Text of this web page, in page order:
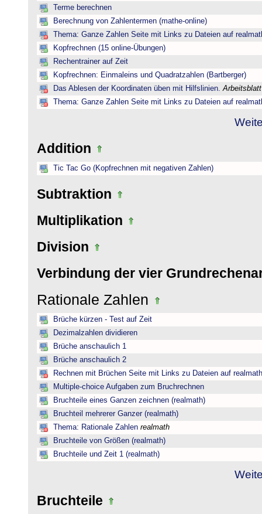
Terme berechnen
Berechnung von Zahlentermen (mathe-online)
Thema: Ganze Zahlen Seite mit Links zu Dateien auf
Kopfrechnen (15 online-Übungen)
Rechentrainer auf Zeit
Kopfrechnen: Einmaleins und Quadratzahlen (Bartberger)
Das Ablesen der Koordinaten üben mit Hilfslinien.
Thema: Ganze Zahlen Seite mit Links zu Dateien auf
Addition
Tic Tac Go (Kopfrechnen mit negativen Zahlen)
Subtraktion
Multiplikation
Division
Verbindung der vier
Rationale Zahlen
Brüche kürzen - Test auf Zeit
Dezimalzahlen dividieren
Brüche anschaulich 1
Brüche anschaulich 2
Rechnen mit Brüchen Seite mit Links zu Dateien auf
Multiple-choice Aufgaben zum Bruchrechnen
Bruchteile eines Ganzen zeichnen (realmath)
Bruchteil mehrerer Ganzer (realmath)
Thema: Rationale Zahlen realmath
Bruchteile von Größen (realmath)
Bruchteile und Zeit 1 (realmath)
Bruchteile